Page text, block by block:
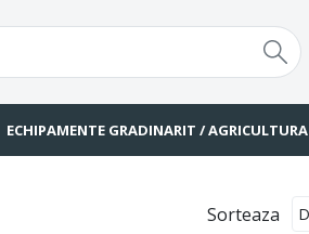
ECHIPAMENTE GRADINARIT / AGRICULTURA
Sorteaza